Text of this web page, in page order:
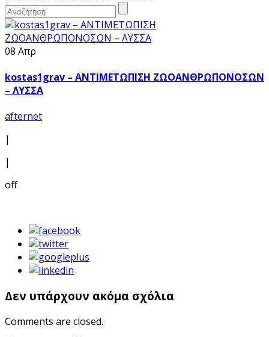
08 Απρ
kostas1grav – ΑΝΤΙΜΕΤΩΠΙΣΗ ΖΩΟΑΝΘΡΩΠΟΝΟΣΩΝ
– ΛΥΣΣΑ
afternet
|
|
off
Δεν υπάρχουν ακόμα σχόλια
Comments are closed.